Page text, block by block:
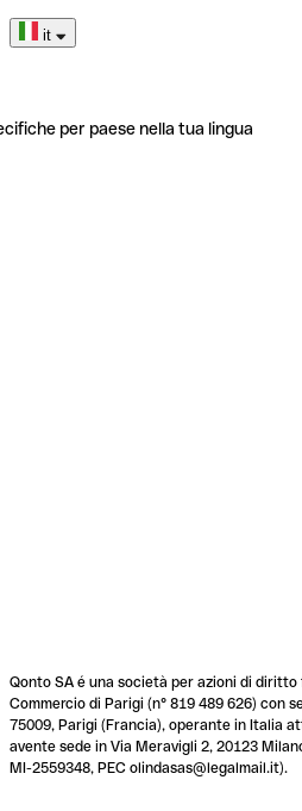
it
per paese nella tua lingua
Qonto SA é una società per azioni di
Commercio di Parigi (n° 819 489 626) con
75009, Parigi (Francia), operante in Italia
avente sede in Via Meravigli 2, 20123
MI-2559348, PEC olindasas@legalmail.it).